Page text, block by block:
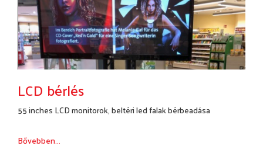
LCD bérlés
55 inches LCD monitorok, beltéri led falak bérbeadása
Bővebben...